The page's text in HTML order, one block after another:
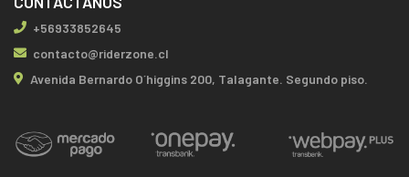
+56933852645
contacto@riderzone.cl
Avenida Bernardo O´higgins 200, Talagante. Segundo piso.